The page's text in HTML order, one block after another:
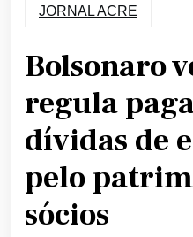
JORNAL ACRE
Bolsonaro
regula
dívidas de
pelo
sócios